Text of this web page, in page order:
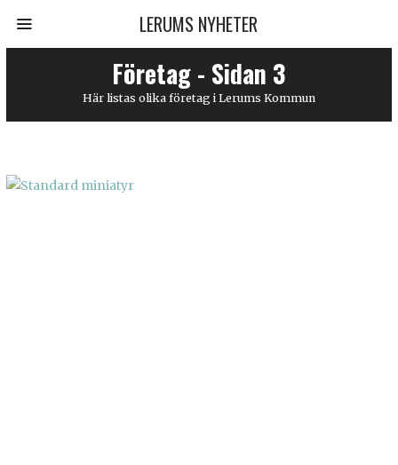
LERUMS NYHETER
Företag - Sidan 3
Här listas olika företag i Lerums Kommun